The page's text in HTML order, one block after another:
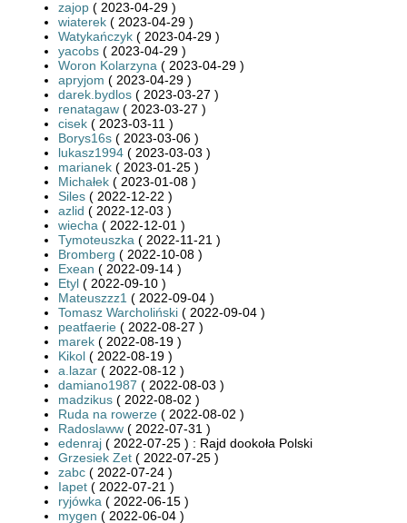
zajop ( 2023-04-29 )
wiaterek ( 2023-04-29 )
Watykańczyk ( 2023-04-29 )
yacobs ( 2023-04-29 )
Woron Kolarzyna ( 2023-04-29 )
apryjom ( 2023-04-29 )
darek.bydlos ( 2023-03-27 )
renatagaw ( 2023-03-27 )
cisek ( 2023-03-11 )
Borys16s ( 2023-03-06 )
lukasz1994 ( 2023-03-03 )
marianek ( 2023-01-25 )
Michałek ( 2023-01-08 )
Siles ( 2022-12-22 )
azlid ( 2022-12-03 )
wiecha ( 2022-12-01 )
Tymoteuszka ( 2022-11-21 )
Bromberg ( 2022-10-08 )
Exean ( 2022-09-14 )
Etyl ( 2022-09-10 )
Mateuszzz1 ( 2022-09-04 )
Tomasz Warcholiński ( 2022-09-04 )
peatfaerie ( 2022-08-27 )
marek ( 2022-08-19 )
Kikol ( 2022-08-19 )
a.lazar ( 2022-08-12 )
damiano1987 ( 2022-08-03 )
madzikus ( 2022-08-02 )
Ruda na rowerze ( 2022-08-02 )
Radoslaww ( 2022-07-31 )
edenraj ( 2022-07-25 ) : Rajd dookoła Polski
Grzesiek Zet ( 2022-07-25 )
zabc ( 2022-07-24 )
Iapet ( 2022-07-21 )
ryjówka ( 2022-06-15 )
mygen ( 2022-06-04 )